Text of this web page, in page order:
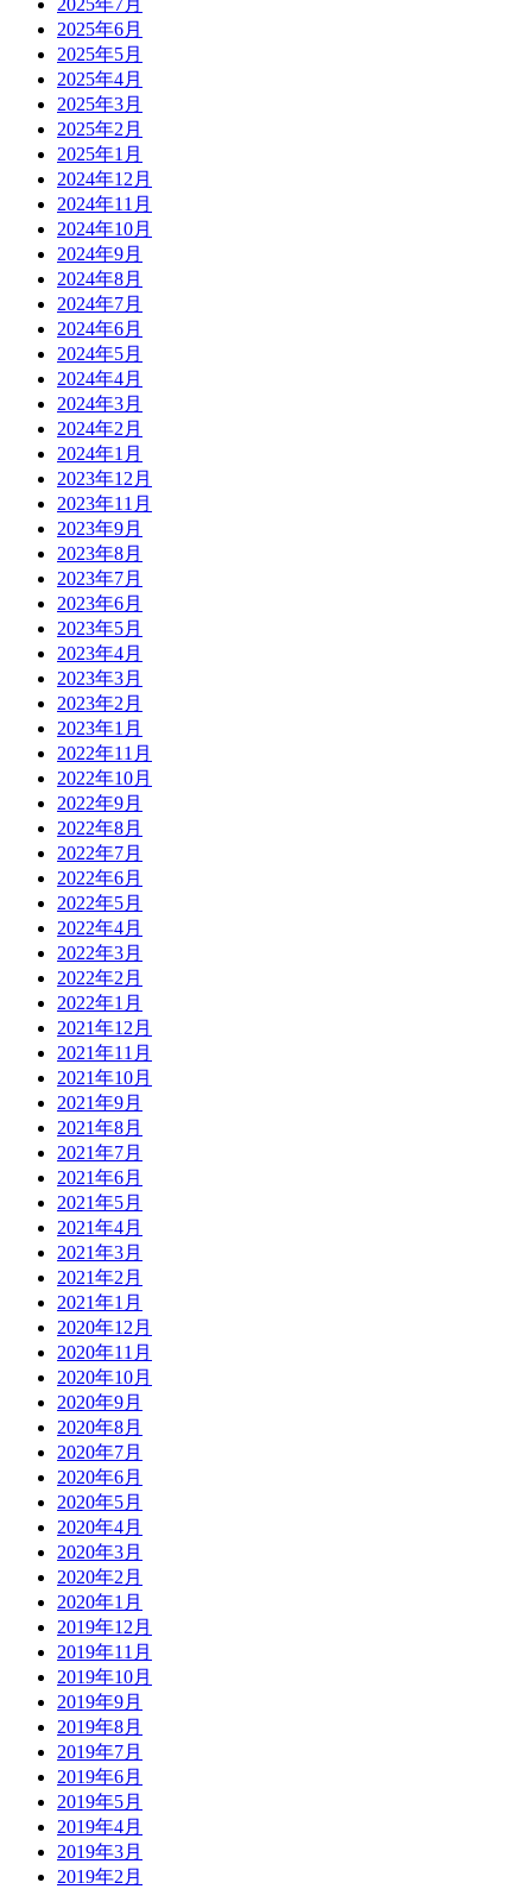
2025年6月
2025年5月
2025年4月
2025年3月
2025年2月
2025年1月
2024年12月
2024年11月
2024年10月
2024年9月
2024年8月
2024年7月
2024年6月
2024年5月
2024年4月
2024年3月
2024年2月
2024年1月
2023年12月
2023年11月
2023年9月
2023年8月
2023年7月
2023年6月
2023年5月
2023年4月
2023年3月
2023年2月
2023年1月
2022年11月
2022年10月
2022年9月
2022年8月
2022年7月
2022年6月
2022年5月
2022年4月
2022年3月
2022年2月
2022年1月
2021年12月
2021年11月
2021年10月
2021年9月
2021年8月
2021年7月
2021年6月
2021年5月
2021年4月
2021年3月
2021年2月
2021年1月
2020年12月
2020年11月
2020年10月
2020年9月
2020年8月
2020年7月
2020年6月
2020年5月
2020年4月
2020年3月
2020年2月
2020年1月
2019年12月
2019年11月
2019年10月
2019年9月
2019年8月
2019年7月
2019年6月
2019年5月
2019年4月
2019年3月
2019年2月